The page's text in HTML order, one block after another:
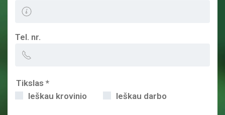
Tel. nr.
Tikslas *
Ieškau krovinio
Ieškau darbo